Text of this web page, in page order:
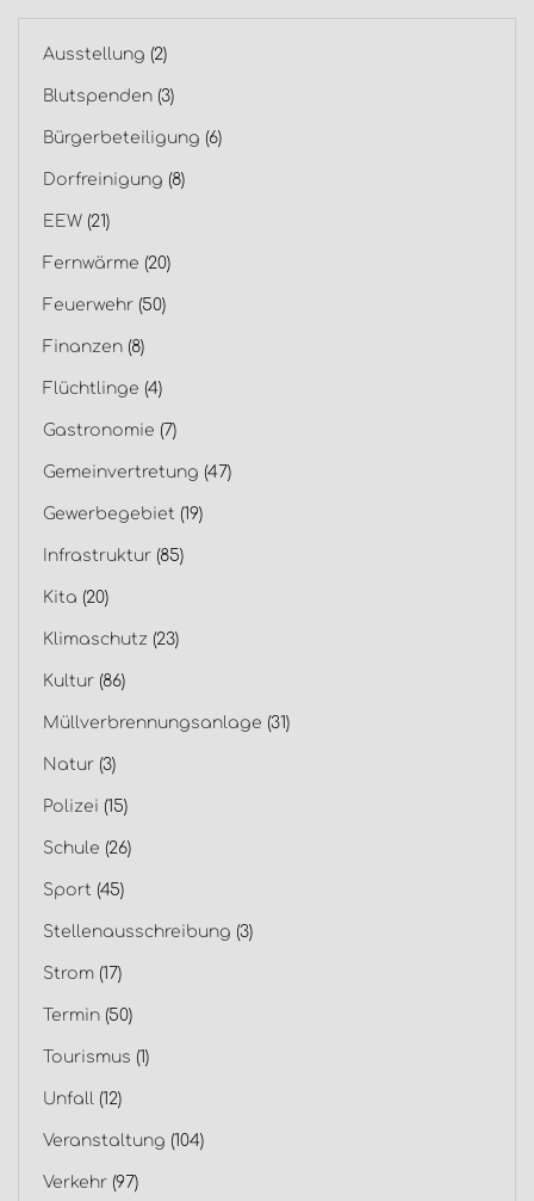
Ausstellung (2)
Blutspenden (3)
Bürgerbeteiligung (6)
Dorfreinigung (8)
EEW (21)
Fernwärme (20)
Feuerwehr (50)
Finanzen (8)
Flüchtlinge (4)
Gastronomie (7)
Gemeinvertretung (47)
Gewerbegebiet (19)
Infrastruktur (85)
Kita (20)
Klimaschutz (23)
Kultur (86)
Müllverbrennungsanlage (31)
Natur (3)
Polizei (15)
Schule (26)
Sport (45)
Stellenausschreibung (3)
Strom (17)
Termin (50)
Tourismus (1)
Unfall (12)
Veranstaltung (104)
Verkehr (97)